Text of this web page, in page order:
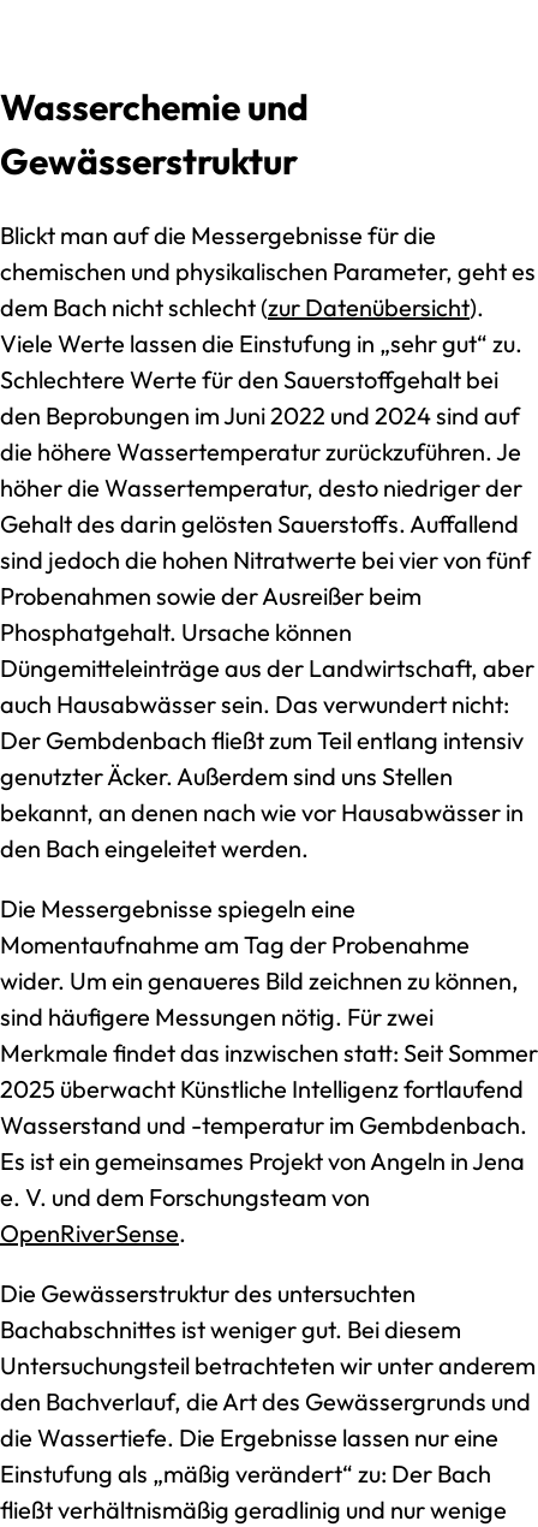
Wasserchemie und
Gewässerstruktur
Blickt man auf die Messergebnisse für die
chemischen und physikalischen Parameter, geht es
dem Bach nicht schlecht (zur Datenübersicht).
Viele Werte lassen die Einstufung in „sehr gut“ zu.
Schlechtere Werte für den Sauerstoffgehalt bei
den Beprobungen im Juni 2022 und 2024 sind auf
die höhere Wassertemperatur zurückzuführen. Je
höher die Wassertemperatur, desto niedriger der
Gehalt des darin gelösten Sauerstoffs. Auffallend
sind jedoch die hohen Nitratwerte bei vier von fünf
Probenahmen sowie der Ausreißer beim
Phosphatgehalt. Ursache können
Düngemitteleinträge aus der Landwirtschaft, aber
auch Hausabwässer sein. Das verwundert nicht:
Der Gembdenbach fließt zum Teil entlang intensiv
genutzter Äcker. Außerdem sind uns Stellen
bekannt, an denen nach wie vor Hausabwässer in
den Bach eingeleitet werden.
Die Messergebnisse spiegeln eine
Momentaufnahme am Tag der Probenahme
wider. Um ein genaueres Bild zeichnen zu können,
sind häufigere Messungen nötig. Für zwei
Merkmale findet das inzwischen statt: Seit Sommer
2025 überwacht Künstliche Intelligenz fortlaufend
Wasserstand und -temperatur im Gembdenbach.
Es ist ein gemeinsames Projekt von Angeln in Jena
e. V. und dem Forschungsteam von
OpenRiverSense.
Die Gewässerstruktur des untersuchten
Bachabschnittes ist weniger gut. Bei diesem
Untersuchungsteil betrachteten wir unter anderem
den Bachverlauf, die Art des Gewässergrunds und
die Wassertiefe. Die Ergebnisse lassen nur eine
Einstufung als „mäßig verändert“ zu: Der Bach
fließt verhältnismäßig geradlinig und nur wenige